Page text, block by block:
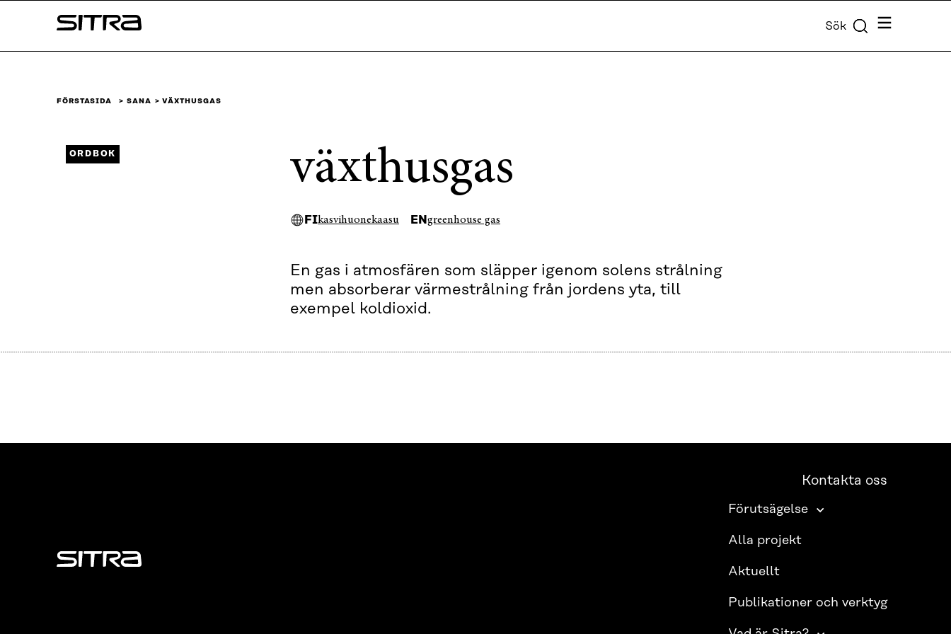
↓
Sitra Sök Meny
FÖRSTASIDA SANA VÄXTHUSGAS
växthusgas
FIkasvihuonekaasu EN greenhouse gas
En gas i atmosfären som släpper igenom solens strålning
men absorberar värmestrålning från jordens yta, till
exempel koldioxid.
ORDBOK
Sitra
Kontakta oss
Förutsägelse
Alla projekt
Aktuellt
Publikationer och verktyg